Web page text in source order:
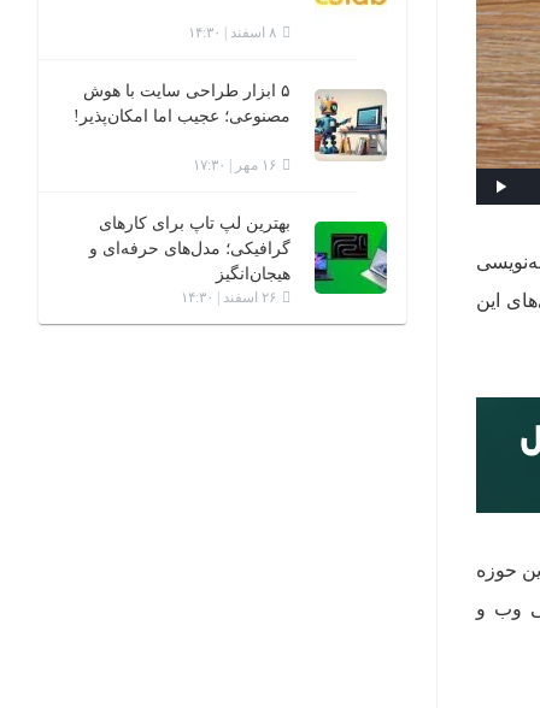
پخش
این
حوزه
وب و
۸ اسفند | ۱۴:۳۰
۵ ابزار طراحی سایت با هوش
مصنوعی؛ عجیب اما امکان‌پذیر!
۱۶ مهر | ۱۷:۳۰
بهترین لپ‌ تاپ برای کارهای
گرافیکی؛ مدل‌های حرفه‌ای و
هیجان‌انگیز
۲۶ اسفند | ۱۴:۳۰